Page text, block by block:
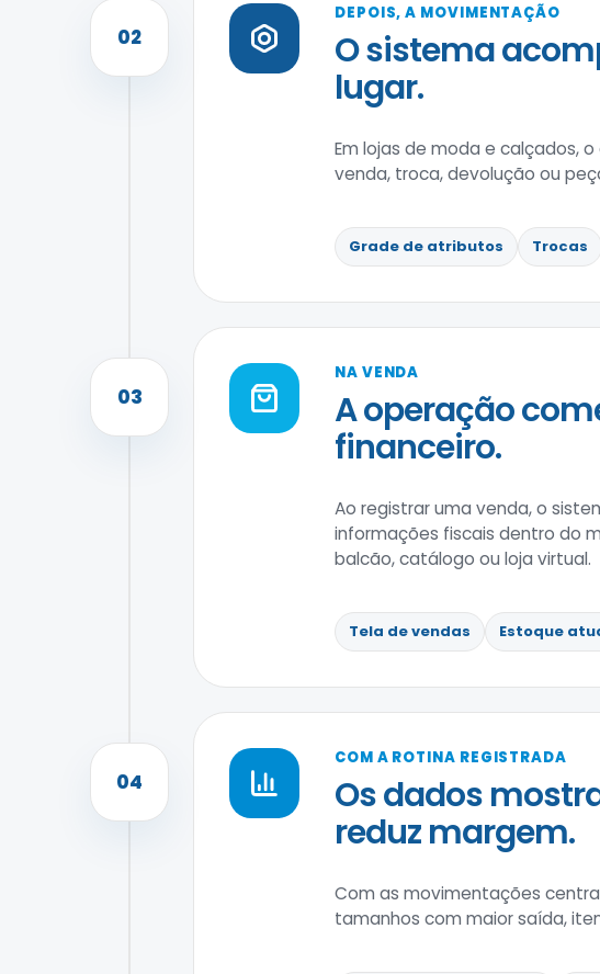
02
DEPOIS, A MOVIMENTAÇÃO
O sistema
lugar.
Em lojas de moda e calçados,
venda, troca, devolução ou
Grade de atributos Trocas
03
NA VENDA
A operação
financeiro.
Ao registrar uma venda, o
informações fiscais dentro do
balcão, catálogo ou loja virtual.
Tela de vendas Estoque
04
COM A ROTINA REGISTRADA
Os dados
reduz margem.
Com as movimentações
tamanhos com maior saída,